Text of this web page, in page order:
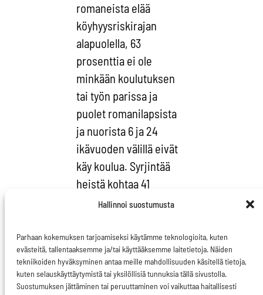
Hallinnoi suostumusta
Parhaan kokemuksen tarjoamiseksi käytämme teknologioita, kuten
evästeitä, tallentaaksemme ja/tai käyttääksemme laitetietoja. Näiden
tekniikoiden hyväksyminen antaa meille mahdollisuuden käsitellä tietoja,
kuten selauskäyttäytymistä tai yksilöllisiä tunnuksia tällä sivustolla.
Suostumuksen jättäminen tai peruuttaminen voi vaikuttaa haitallisesti
romaneista elää
köyhyysriskirajan
alapuolella, 63
prosenttia ei ole
minkään koulutuksen
tai työn parissa ja
puolet romanilapsista
ja nuorista 6 ja 24
ikävuoden välillä eivät
käy koulua. Syrjintää
heistä kohtaa 41
prosenttia ja huonoista
moni, sillä 38
prosentilla ei ole
vessaa, suihkua tai
kylpyhuonetta